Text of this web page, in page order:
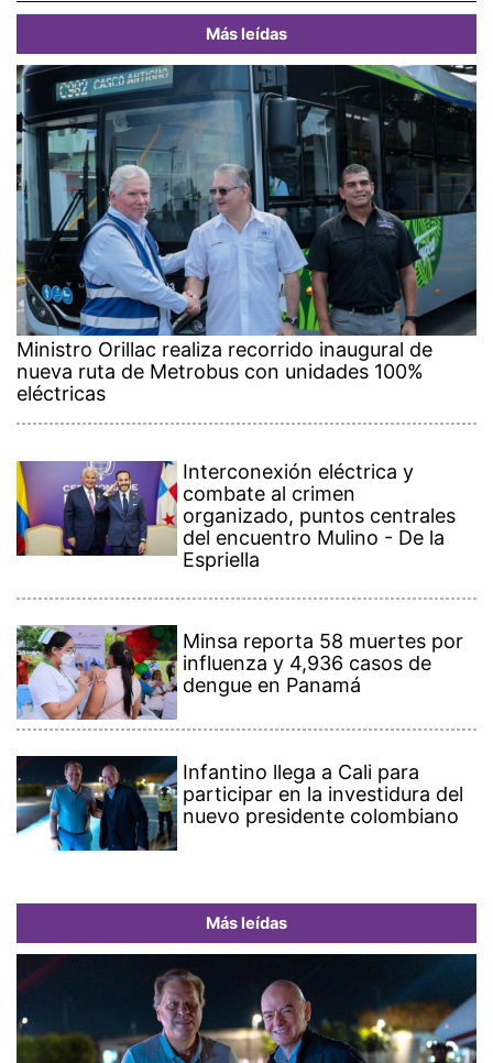
Más leídas
Ministro Orillac realiza recorrido inaugural de
nueva ruta de Metrobus con unidades 100%
eléctricas
Interconexión eléctrica y
combate al crimen
organizado, puntos centrales
del encuentro Mulino - De la
Espriella
Minsa reporta 58 muertes por
influenza y 4,936 casos de
dengue en Panamá
Infantino llega a Cali para
participar en la investidura del
nuevo presidente colombiano
Más leídas